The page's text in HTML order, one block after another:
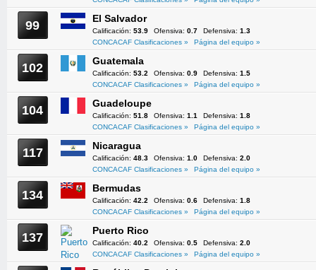
99 El Salvador
Calificación: 53.9 Ofensiva: 0.7 Defensiva: 1.3
CONCACAF Clasificaciones »
Página del equipo »
102 Guatemala
Calificación: 53.2 Ofensiva: 0.9 Defensiva: 1.5
CONCACAF Clasificaciones »
Página del equipo »
104 Guadeloupe
Calificación: 51.8 Ofensiva: 1.1 Defensiva: 1.8
CONCACAF Clasificaciones »
Página del equipo »
117 Nicaragua
Calificación: 48.3 Ofensiva: 1.0 Defensiva: 2.0
CONCACAF Clasificaciones »
Página del equipo »
134 Bermudas
Calificación: 42.2 Ofensiva: 0.6 Defensiva: 1.8
CONCACAF Clasificaciones »
Página del equipo »
137 Puerto Rico
Calificación: 40.2 Ofensiva: 0.5 Defensiva: 2.0
CONCACAF Clasificaciones »
Página del equipo »